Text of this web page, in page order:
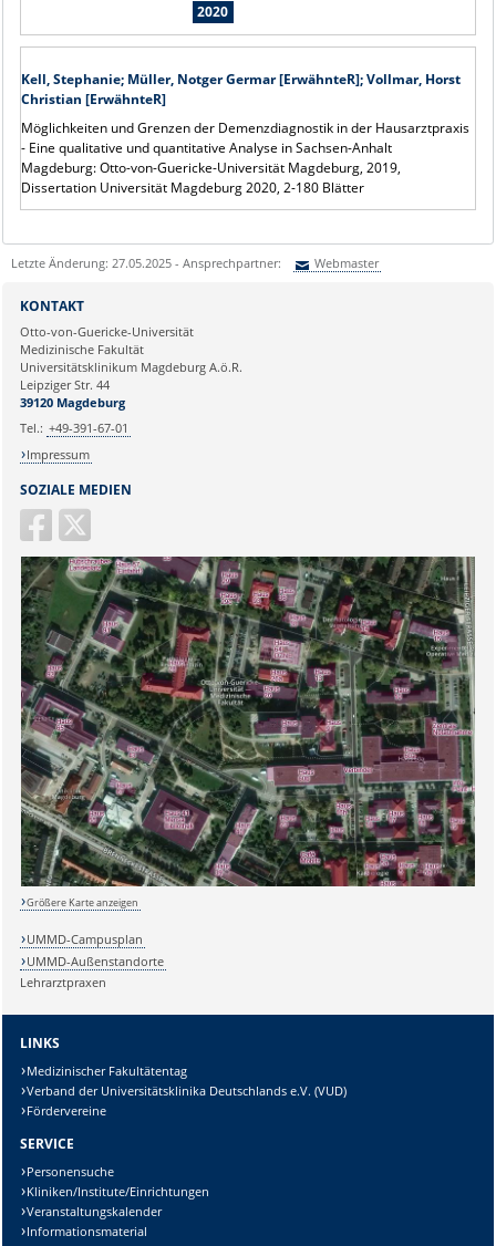
2020
Kell, Stephanie; Müller, Notger Germar [ErwähnteR]; Vollmar, Horst
Christian [ErwähnteR]
Möglichkeiten und Grenzen der Demenzdiagnostik in der Hausarztpraxis
- Eine qualitative und quantitative Analyse in Sachsen-Anhalt
Magdeburg: Otto-von-Guericke-Universität Magdeburg, 2019,
Dissertation Universität Magdeburg 2020, 2-180 Blätter
Letzte Änderung: 27.05.2025 - Ansprechpartner: Webmaster
Ihre E-Mailadresse:
Ihr Anliegen:
SOZIALE MEDIEN
KONTAKT
Otto-von-Guericke-Universität
Medizinische Fakultät
Universitätsklinikum Magdeburg A.ö.R.
Leipziger Str. 44
39120 Magdeburg
Tel.: +49-391-67-01
Impressum
Größere Karte anzeigen
UMMD-Campusplan
UMMD-Außenstandorte
Lehrarztpraxen
LINKS
Medizinischer Fakultätentag
Verband der Universitätsklinika Deutschlands e.V. (VUD)
Fördervereine
SERVICE
Personensuche
Kliniken/Institute/Einrichtungen
Veranstaltungskalender
Informationsmaterial